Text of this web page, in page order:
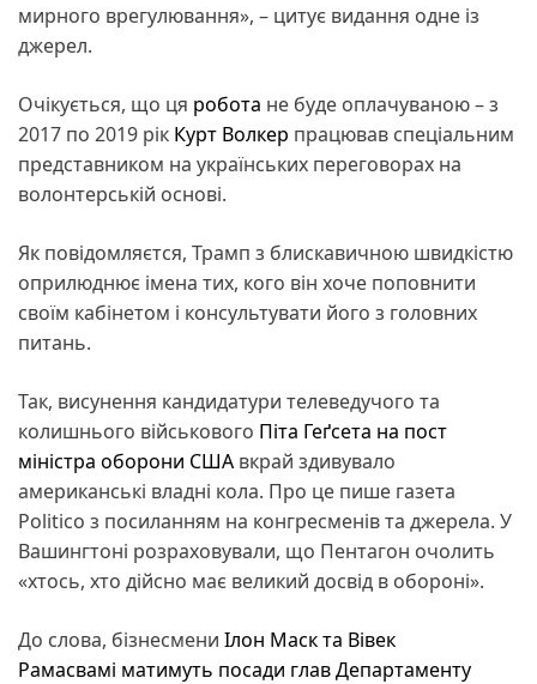
мирного врегулювання», – цитує видання одне із
джерел.
Очікується, що ця робота не буде оплачуваною – з
2017 по 2019 рік Курт Волкер працював спеціальним
представником на українських переговорах на
волонтерській основі.
Як повідомляєтся, Трамп з блискавичною швидкістю
оприлюднює імена тих, кого він хоче поповнити
своїм кабінетом і консультувати його з головних
питань.
Так, висунення кандидатури телеведучого та
колишнього військового Піта Геґсета на пост
міністра оборони США вкрай здивувало
американські владні кола. Про це пише газета
Politico з посиланням на конгресменів та джерела. У
Вашингтоні розраховували, що Пентагон очолить
«хтось, хто дійсно має великий досвід в обороні».
До слова, бізнесмени Ілон Маск та Вівек
Рамасвамі матимуть посади глав Департаменту